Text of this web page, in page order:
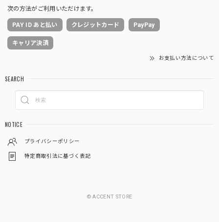
次の方法がご利用いただけます。
PAY ID あと払い クレジットカード PayPay
キャリア決済
お支払い方法について
SEARCH
NOTICE
プライバシーポリシー
特定商取引法に基づく表記
© ACCENT STORE